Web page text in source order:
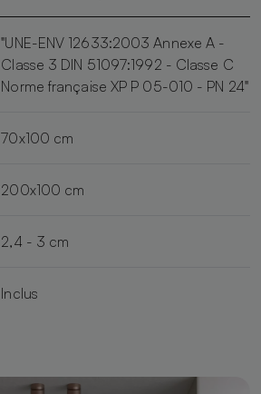
"UNE-ENV 12633:2003 Annexe A -
Classe 3 DIN 51097:1992 - Classe C
Norme française XP P 05-010 - PN 24"
70x100 cm
200x100 cm
2,4 - 3 cm
Inclus